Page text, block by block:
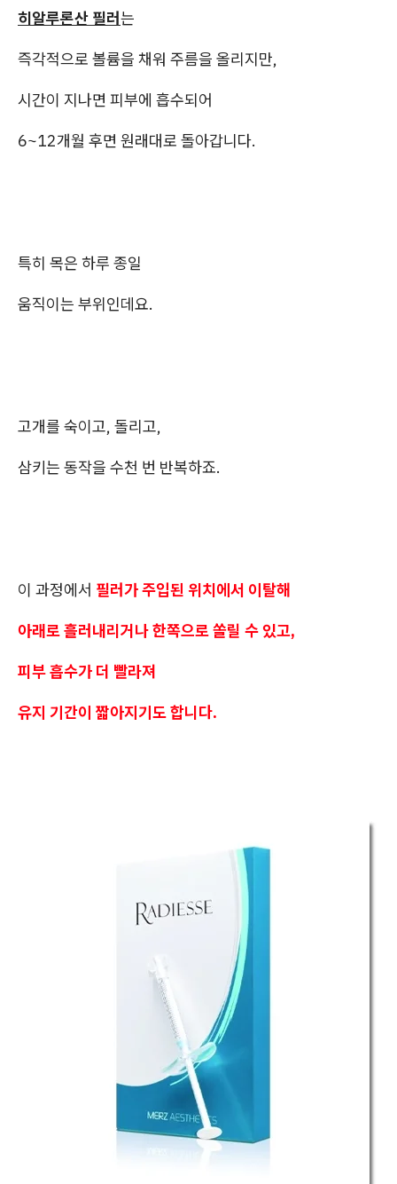
히알루론산 필러는
즉각적으로 볼륨을 채워 주름을 올리지만,
시간이 지나면 피부에 흡수되어
6~12개월 후면 원래대로 돌아갑니다.
특히 목은 하루 종일
움직이는 부위인데요.
고개를 숙이고, 돌리고,
삼키는 동작을 수천 번 반복하죠.
이 과정에서 필러가 주입된 위치에서 이탈해
아래로 흘러내리거나 한쪽으로 쏠릴 수 있고,
피부 흡수가 더 빨라져
유지 기간이 짧아지기도 합니다.